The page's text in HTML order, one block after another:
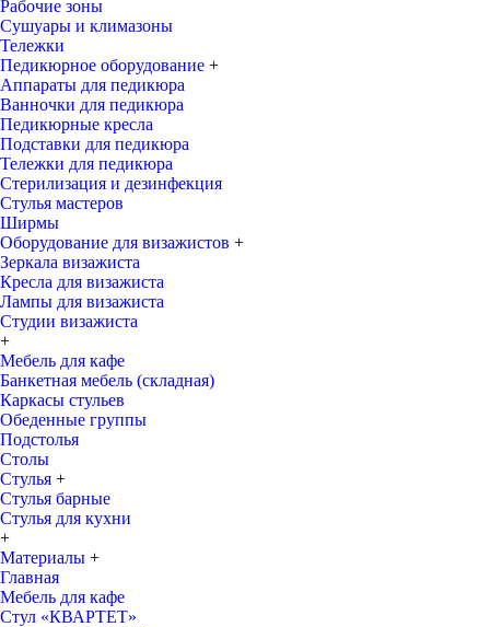
Рабочие зоны
Сушуары и климазоны
Тележки
Педикюрное оборудование +
Аппараты для педикюра
Ванночки для педикюра
Педикюрные кресла
Подставки для педикюра
Тележки для педикюра
Стерилизация и дезинфекция
Стулья мастеров
Ширмы
Оборудование для визажистов +
Зеркала визажиста
Кресла для визажиста
Лампы для визажиста
Студии визажиста
+
Мебель для кафе
Банкетная мебель (складная)
Каркасы стульев
Обеденные группы
Подстолья
Столы
Стулья +
Стулья барные
Стулья для кухни
+
Материалы +
Главная
Мебель для кафе
Стул «КВАРТЕТ»